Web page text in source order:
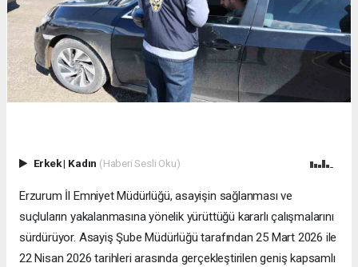
Erkek| Kadın (Haberi Sesli Oku)
Erzurum İl Emniyet Müdürlüğü, asayişin sağlanması ve
suçluların yakalanmasına yönelik yürüttüğü kararlı çalışmalarını
sürdürüyor. Asayiş Şube Müdürlüğü tarafından 25 Mart 2026 ile
22 Nisan 2026 tarihleri arasında gerçekleştirilen geniş kapsamlı